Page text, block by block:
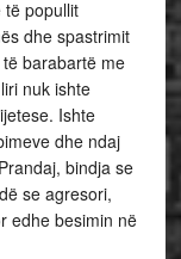
të popullit
dhe spastrimit
barabartë me
nuk ishte
Ishte
dhe ndaj
bindja se
se agresori,
edhe besimin në